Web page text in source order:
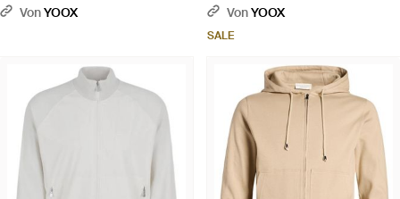
VonYOOX
VonYOOX
SALE